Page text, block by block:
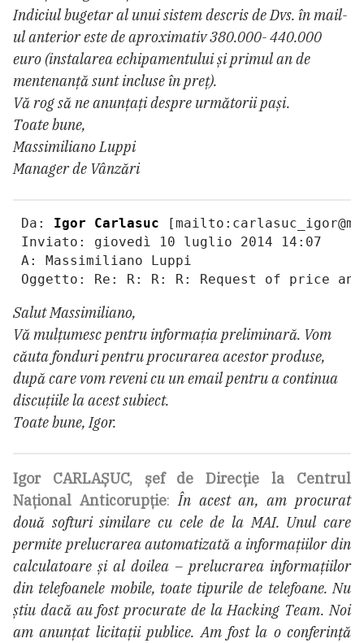
Indiciul bugetar al unui sistem descris de Dvs. în mail-
ul anterior este de aproximativ 380.000- 440.000
euro (instalarea echipamentului și primul an de
mentenanță sunt incluse în preț).
Vă rog să ne anunțați despre următorii pași.
Toate bune,
Massimiliano Luppi
Manager de Vânzări
Da: Igor Carlasuc
Inviato: giovedì 10 luglio 2014 14:07
A: Massimiliano Luppi
Oggetto: Re: R: R: R: Request of price
Salut Massimiliano,
Vă mulțumesc pentru informația preliminară. Vom
căuta fonduri pentru procurarea acestor produse,
după care vom reveni cu un email pentru a continua
discuțiile la acest subiect.
Toate bune, Igor.
Igor CARLAȘUC, șef de Direcție la Centrul
Național Anticorupție:În acest an, am procurat
două softuri similare cu cele de la MAI. Unul care
permite prelucrarea automatizată a informațiilor din
calculatoare și al doilea – prelucrarea informațiilor
din telefoanele mobile, toate tipurile de telefoane. Nu
știu dacă au fost procurate de la Hacking Team. Noi
am anunțat licitații publice. Am fost la o conferință